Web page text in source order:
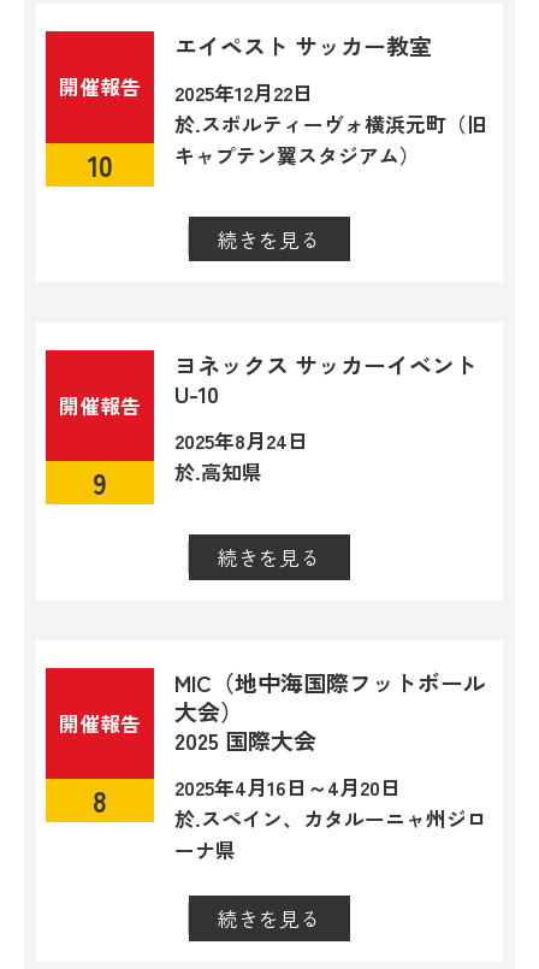
開催報告
10
エイペスト サッカー教室
2025年12月22日
於.スポルティーヴォ横浜元町（旧
キャプテン翼スタジアム）
閉じる
続きを見る
開催報告
9
ヨネックス サッカーイベント
U-10
2025年8月24日
於.高知県
閉じる
続きを見る
開催報告
8
MIC（地中海国際フットボール
大会）
2025 国際大会
2025年4月16日～4月20日
於.スペイン、カタルーニャ州ジロ
ーナ県
閉じる
続きを見る